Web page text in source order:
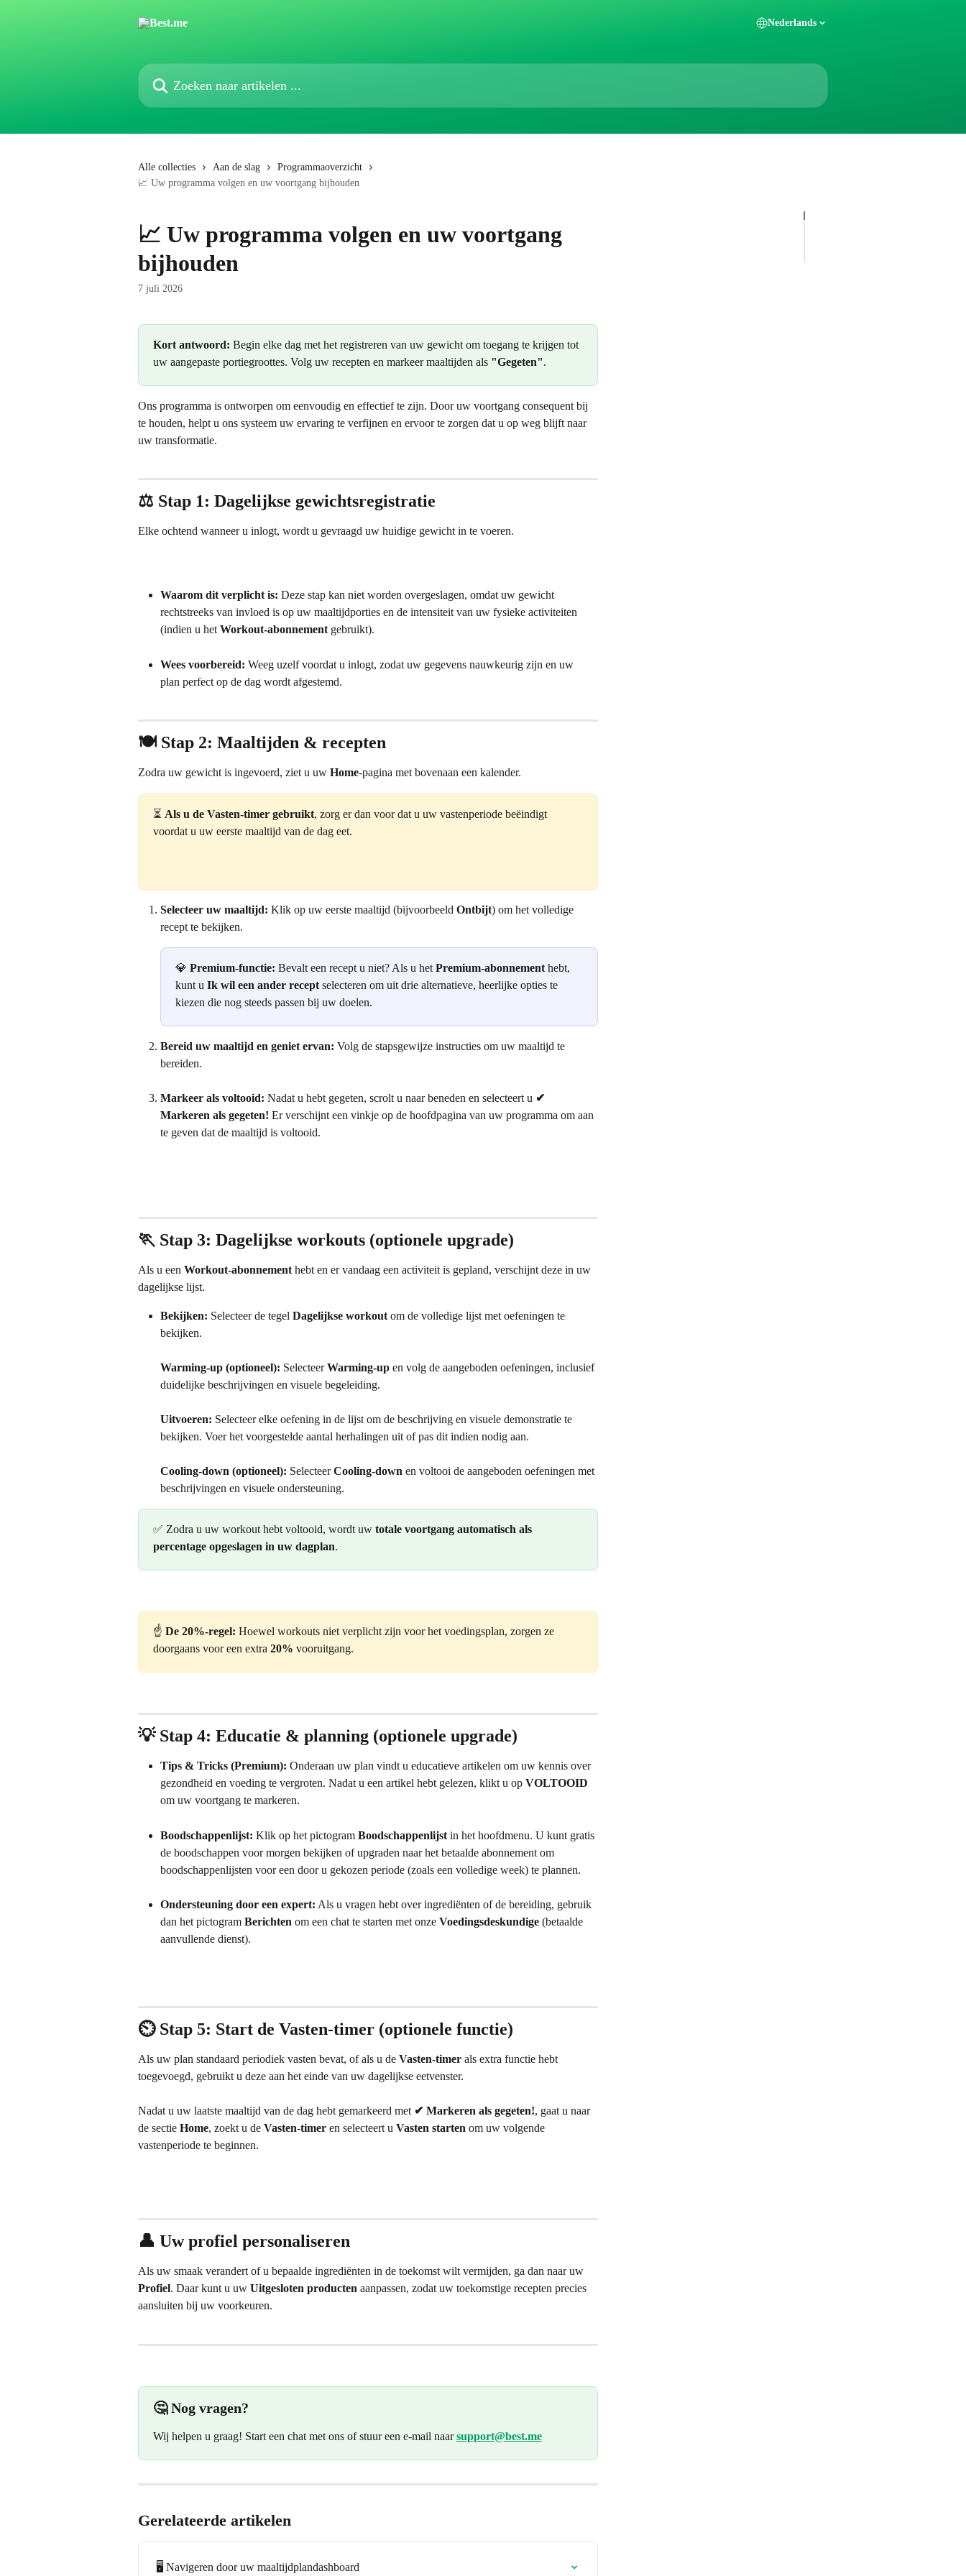
Nederlands
Zoeken naar artikelen ...
Alle collecties Aan de slag
Programmaoverzicht
📈 Uw programma volgen en uw voortgang bijhouden
📈 Uw programma volgen en uw voortgang
bijhouden
7 juli 2026
Kort antwoord: Begin elke dag met het registreren van uw gewicht om toegang te krijgen tot
uw aangepaste portiegroottes. Volg uw recepten en markeer maaltijden als "Gegeten".
Ons programma is ontworpen om eenvoudig en effectief te zijn. Door uw voortgang consequent bij
te houden, helpt u ons systeem uw ervaring te verfijnen en ervoor te zorgen dat u op weg blijft naar
uw transformatie.
⚖️ Stap 1: Dagelijkse gewichtsregistratie
Elke ochtend wanneer u inlogt, wordt u gevraagd uw huidige gewicht in te voeren.
Waarom dit verplicht is: Deze stap kan niet worden overgeslagen, omdat uw gewicht
rechtstreeks van invloed is op uw maaltijdporties en de intensiteit van uw fysieke activiteiten
(indien u het Workout-abonnement gebruikt).
Wees voorbereid: Weeg uzelf voordat u inlogt, zodat uw gegevens nauwkeurig zijn en uw
plan perfect op de dag wordt afgestemd.
🍽️ Stap 2: Maaltijden & recepten
Zodra uw gewicht is ingevoerd, ziet u uw Home-pagina met bovenaan een kalender.
⏳ Als u de Vasten-timer gebruikt, zorg er dan voor dat u uw vastenperiode beëindigt
voordat u uw eerste maaltijd van de dag eet.
Selecteer uw maaltijd: Klik op uw eerste maaltijd (bijvoorbeeld Ontbijt) om het volledige
recept te bekijken.
💎 Premium-functie: Bevalt een recept u niet? Als u het Premium-abonnement hebt,
kunt u Ik wil een ander recept selecteren om uit drie alternatieve, heerlijke opties te
kiezen die nog steeds passen bij uw doelen.
Bereid uw maaltijd en geniet ervan: Volg de stapsgewijze instructies om uw maaltijd te
bereiden.
Markeer als voltooid: Nadat u hebt gegeten, scrolt u naar beneden en selecteert u ✔
Markeren als gegeten! Er verschijnt een vinkje op de hoofdpagina van uw programma om aan
te geven dat de maaltijd is voltooid.
🏃 Stap 3: Dagelijkse workouts (optionele upgrade)
Als u een Workout-abonnement hebt en er vandaag een activiteit is gepland, verschijnt deze in uw
dagelijkse lijst.
Bekijken: Selecteer de tegel Dagelijkse workout om de volledige lijst met oefeningen te
bekijken.
Warming-up (optioneel): Selecteer Warming-up en volg de aangeboden oefeningen, inclusief
duidelijke beschrijvingen en visuele begeleiding.
Uitvoeren: Selecteer elke oefening in de lijst om de beschrijving en visuele demonstratie te
bekijken. Voer het voorgestelde aantal herhalingen uit of pas dit indien nodig aan.
Cooling-down (optioneel): Selecteer Cooling-down en voltooi de aangeboden oefeningen met
beschrijvingen en visuele ondersteuning.
✅ Zodra u uw workout hebt voltooid, wordt uw totale voortgang automatisch als
percentage opgeslagen in uw dagplan.
☝️ De 20%-regel: Hoewel workouts niet verplicht zijn voor het voedingsplan, zorgen ze
doorgaans voor een extra 20% vooruitgang.
💡 Stap 4: Educatie & planning (optionele upgrade)
Tips & Tricks (Premium): Onderaan uw plan vindt u educatieve artikelen om uw kennis over
gezondheid en voeding te vergroten. Nadat u een artikel hebt gelezen, klikt u op VOLTOOID
om uw voortgang te markeren.
Boodschappenlijst: Klik op het pictogram Boodschappenlijst in het hoofdmenu. U kunt gratis
de boodschappen voor morgen bekijken of upgraden naar het betaalde abonnement om
boodschappenlijsten voor een door u gekozen periode (zoals een volledige week) te plannen.
Ondersteuning door een expert: Als u vragen hebt over ingrediënten of de bereiding, gebruik
dan het pictogram Berichten om een chat te starten met onze Voedingsdeskundige (betaalde
aanvullende dienst).
⏲️ Stap 5: Start de Vasten-timer (optionele functie)
Als uw plan standaard periodiek vasten bevat, of als u de Vasten-timer als extra functie hebt
toegevoegd, gebruikt u deze aan het einde van uw dagelijkse eetvenster.
Nadat u uw laatste maaltijd van de dag hebt gemarkeerd met ✔ Markeren als gegeten!, gaat u naar
de sectie Home, zoekt u de Vasten-timer en selecteert u Vasten starten om uw volgende
vastenperiode te beginnen.
👤 Uw profiel personaliseren
Als uw smaak verandert of u bepaalde ingrediënten in de toekomst wilt vermijden, ga dan naar uw
Profiel. Daar kunt u uw Uitgesloten producten aanpassen, zodat uw toekomstige recepten precies
aansluiten bij uw voorkeuren.
🤔 Nog vragen?
Wij helpen u graag! Start een chat met ons of stuur een e-mail naar support@best.me
Gerelateerde artikelen
🖥️ Navigeren door uw maaltijdplandashboard